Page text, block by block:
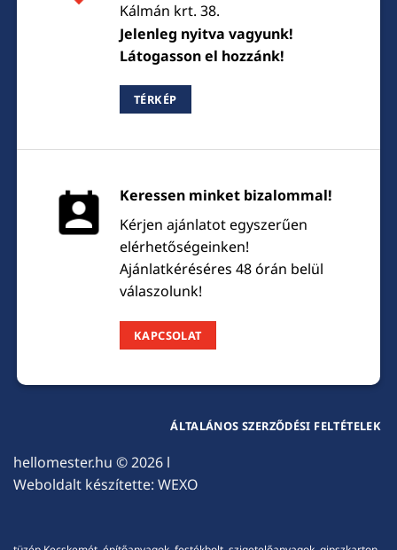
Kálmán krt. 38.
Jelenleg nyitva vagyunk!
Látogasson el hozzánk!
TÉRKÉP
Keressen minket bizalommal!
Kérjen ajánlatot egyszerűen
elérhetőségeinken!
Ajánlatkéréséres 48 órán belül
válaszolunk!
KAPCSOLAT
hellomester.hu © 2026 l
Weboldalt készítette: WEXO
ÁLTALÁNOS SZERZŐDÉSI FELTÉTELEK